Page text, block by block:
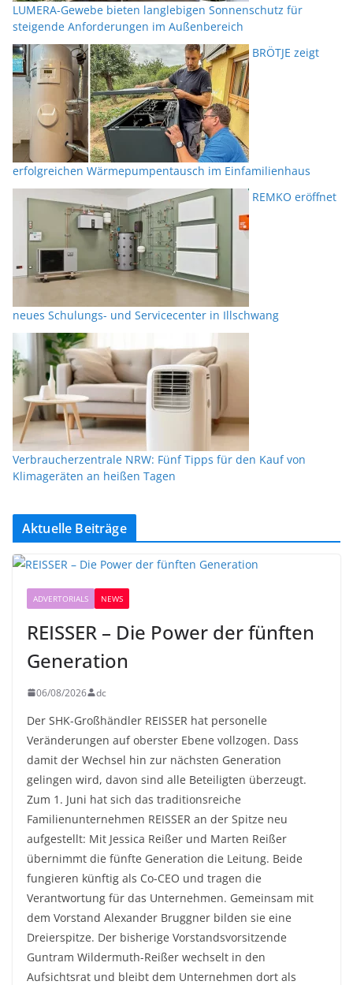
LUMERA-Gewebe bieten langlebigen Sonnenschutz für
steigende Anforderungen im Außenbereich
BRÖTJE zeigt
erfolgreichen Wärmepumpentausch im Einfamilienhaus
REMKO eröffnet
neues Schulungs- und Servicecenter in Illschwang
Verbraucherzentrale NRW: Fünf Tipps für den Kauf von
Klimageräten an heißen Tagen
Aktuelle Beiträge
ADVERTORIALS NEWS
REISSER – Die Power der fünften
Generation
06/08/2026 dc
Der SHK-Großhändler REISSER hat personelle
Veränderungen auf oberster Ebene vollzogen. Dass
damit der Wechsel hin zur nächsten Generation
gelingen wird, davon sind alle Beteiligten überzeugt.
Zum 1. Juni hat sich das traditionsreiche
Familienunternehmen REISSER an der Spitze neu
aufgestellt: Mit Jessica Reißer und Marten Reißer
übernimmt die fünfte Generation die Leitung. Beide
fungieren künftig als Co-CEO und tragen die
Verantwortung für das Unternehmen. Gemeinsam mit
dem Vorstand Alexander Bruggner bilden sie eine
Dreierspitze. Der bisherige Vorstandsvorsitzende
Guntram Wildermuth-Reißer wechselt in den
Aufsichtsrat und bleibt dem Unternehmen dort als